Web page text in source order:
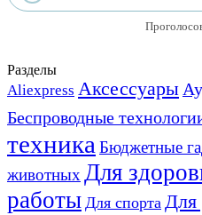
Разделы
Aliexpress Аксессуары
Беспроводные
техникаБюджетные
животныхДля
работы Для спорта Для